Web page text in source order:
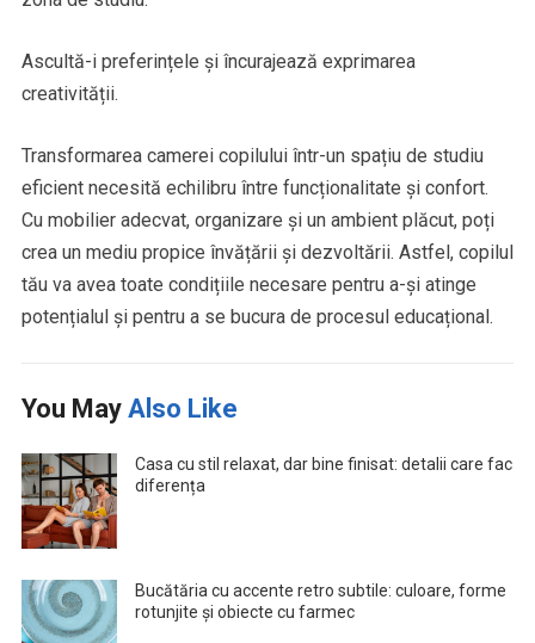
Ascultă-i preferințele și încurajează exprimarea
creativității.
Transformarea camerei copilului într-un spațiu de studiu
eficient necesită echilibru între funcționalitate și confort.
Cu mobilier adecvat, organizare și un ambient plăcut, poți
crea un mediu propice învățării și dezvoltării. Astfel, copilul
tău va avea toate condițiile necesare pentru a-și atinge
potențialul și pentru a se bucura de procesul educațional.
You May Also Like
Casa cu stil relaxat, dar bine finisat: detalii care fac
diferența
Bucătăria cu accente retro subtile: culoare, forme
rotunjite și obiecte cu farmec